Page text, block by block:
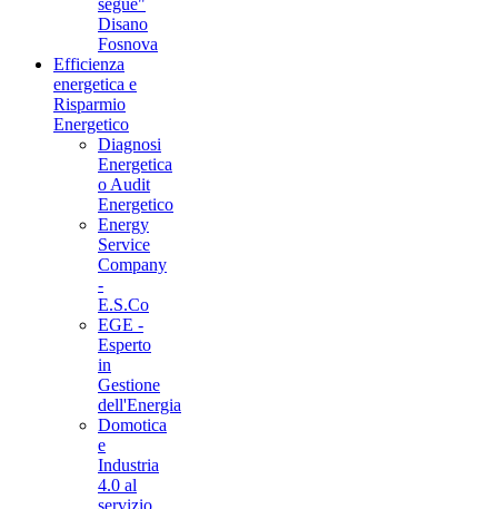
segue"
Disano
Fosnova
Efficienza
energetica e
Risparmio
Energetico
Diagnosi
Energetica
o Audit
Energetico
Energy
Service
Company
-
E.S.Co
EGE -
Esperto
in
Gestione
dell'Energia
Domotica
e
Industria
4.0 al